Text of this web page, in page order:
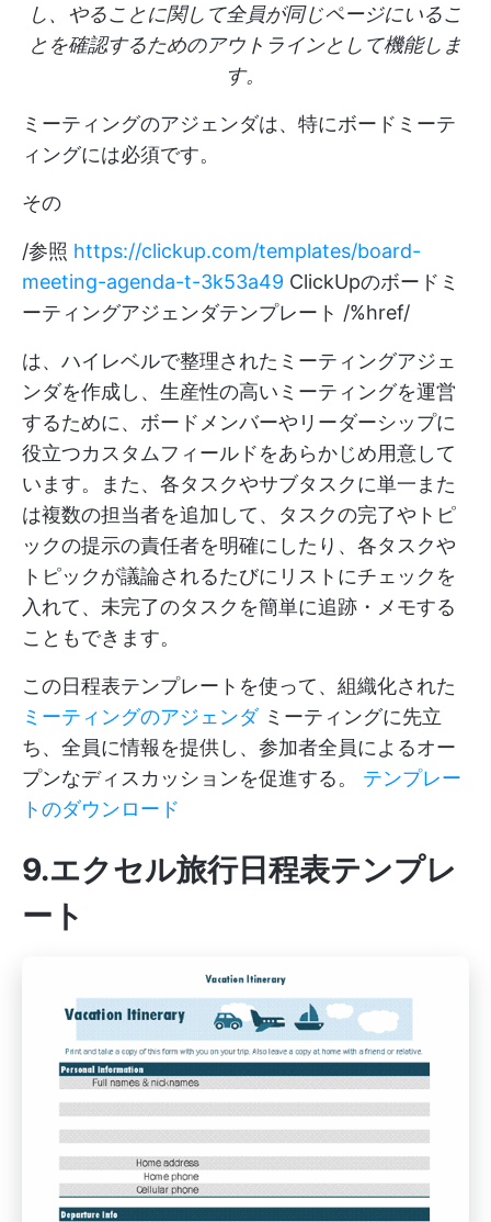
し、やることに関して全員が同じページにいるこ
とを確認するためのアウトラインとして機能しま
す。
ミーティングのアジェンダは、特にボードミーテ
ィングには必須です。
その
/参照 https://clickup.com/templates/board-
meeting-agenda-t-3k53a49 ClickUpのボードミ
ーティングアジェンダテンプレート /%href/
は、ハイレベルで整理されたミーティングアジェ
ンダを作成し、生産性の高いミーティングを運営
するために、ボードメンバーやリーダーシップに
役立つカスタムフィールドをあらかじめ用意して
います。また、各タスクやサブタスクに単一また
は複数の担当者を追加して、タスクの完了やトピ
ックの提示の責任者を明確にしたり、各タスクや
トピックが議論されるたびにリストにチェックを
入れて、未完了のタスクを簡単に追跡・メモする
こともできます。
この日程表テンプレートを使って、組織化された
ミーティングのアジェンダミーティングに先立
ち、全員に情報を提供し、参加者全員によるオー
プンなディスカッションを促進する。 テンプレー
トのダウンロード
9.エクセル旅行日程表テンプレ
ート